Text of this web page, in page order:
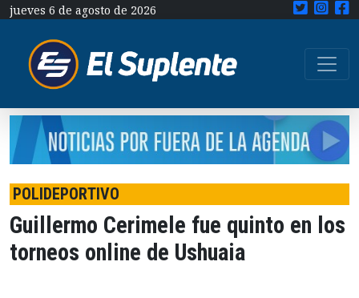
jueves 6 de agosto de 2026
POLIDEPORTIVO
Guillermo Cerimele fue quinto en los
torneos online de Ushuaia